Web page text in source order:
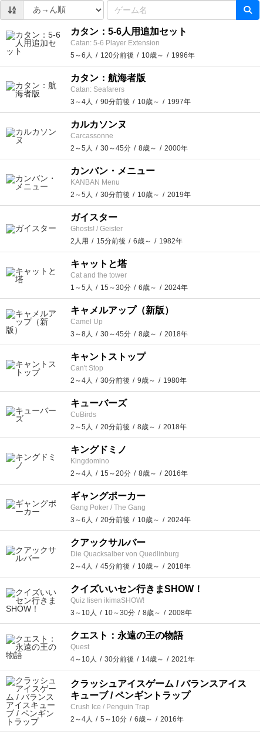
カタン：5-6人用追加セット
Catan: 5-6 Player Extension
5～6人
120分前後 10歳～ 1996年
カタン：航海者版
Catan: Seafarers
3～4人
90分前後 10歳～ 1997年
カルカソンヌ
Carcassonne
2～5人
30～45分 8歳～ 2000年
カンバン・メニュー
KANBAN Menu
2～5人
30分前後 10歳～ 2019年
ガイスター
Ghosts! / Geister
2人用
15分前後 6歳～ 1982年
キャットと塔
Cat and the tower
1～5人
15～30分 6歳～ 2024年
キャメルアップ（新版）
Camel Up
3～8人
30～45分 8歳～ 2018年
キャントストップ
Can't Stop
2～4人
30分前後 9歳～ 1980年
キューバーズ
CuBirds
2～5人
20分前後 8歳～ 2018年
キングドミノ
Kingdomino
2～4人
15～20分 8歳～ 2016年
ギャングポーカー
Gang Poker / The Gang
3～6人
20分前後 10歳～ 2024年
クアックサルバー
Die Quacksalber von Quedlinburg
2～4人
45分前後 10歳～ 2018年
クイズいいセン行きまSHOW！
Quiz Iisen ikimaSHOW!
3～10人
10～30分 8歳～ 2008年
クエスト：永遠の王の物語
Quest
4～10人
30分前後 14歳～ 2021年
クラッシュアイスゲーム / バランスアイス
キューブ / ペンギントラップ
Crush Ice / Penguin Trap
2～4人
5～10分 6歳～ 2016年